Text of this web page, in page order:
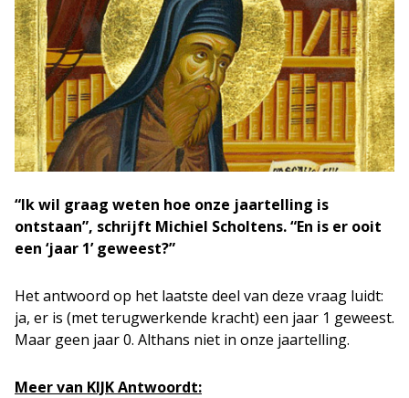
“Ik wil graag weten hoe onze jaartelling is
ontstaan”, schrijft Michiel Scholtens. “En is er ooit
een ‘jaar 1’ geweest?”
Het antwoord op het laatste deel van deze vraag luidt:
ja, er is (met terugwerkende kracht) een jaar 1 geweest.
Maar geen jaar 0. Althans niet in onze jaartelling.
Meer van KIJK Antwoordt: